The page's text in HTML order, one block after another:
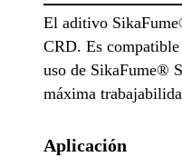
El aditivo
CRD. Es
uso de SikaFume®
máxima
Aplicación